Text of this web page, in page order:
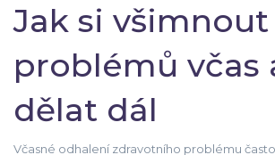
Jak si všimnout
problémů včas
dělat dál
Včasné odhalení zdravotního problému